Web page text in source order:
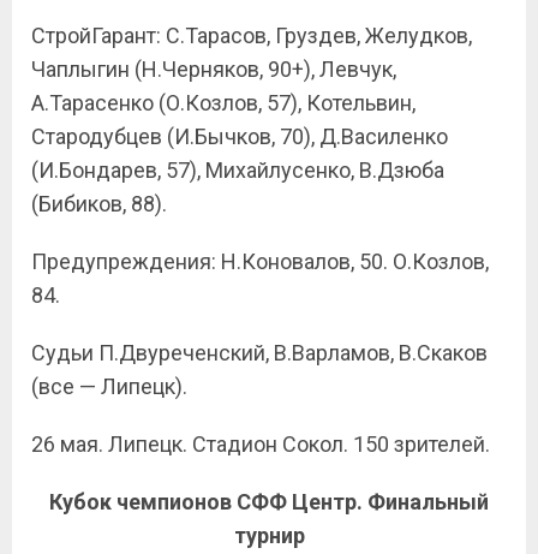
СтройГарант: С.Тарасов, Груздев, Желудков,
Чаплыгин (Н.Черняков, 90+), Левчук,
А.Тарасенко (О.Козлов, 57), Котельвин,
Стародубцев (И.Бычков, 70), Д.Василенко
(И.Бондарев, 57), Михайлусенко, В.Дзюба
(Бибиков, 88).
Предупреждения: Н.Коновалов, 50. О.Козлов,
84.
Судьи П.Двуреченский, В.Варламов, В.Скаков
(все — Липецк).
26 мая. Липецк. Стадион Сокол. 150 зрителей.
Кубок чемпионов СФФ Центр. Финальный
турнир